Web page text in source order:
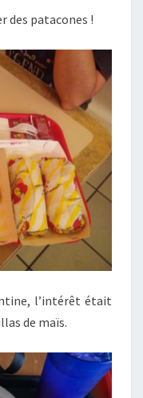
des patacones !
l’intérêt était
de maïs.